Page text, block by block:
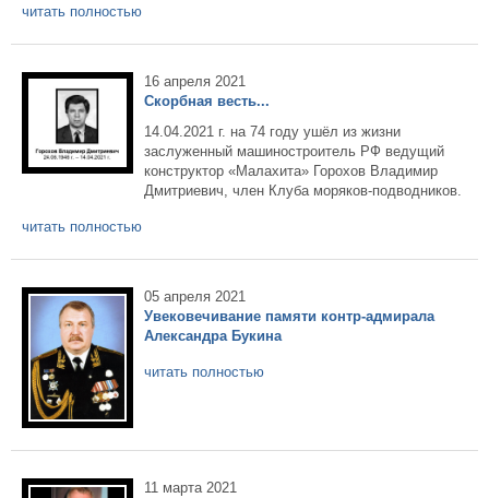
читать полностью
16 апреля 2021
Скорбная весть...
14.04.2021 г. на 74 году ушёл из жизни
заслуженный машиностроитель РФ ведущий
конструктор «Малахита» Горохов Владимир
Дмитриевич, член Клуба моряков-подводников.
читать полностью
05 апреля 2021
Увековечивание памяти контр-адмирала
Александра Букина
читать полностью
11 марта 2021